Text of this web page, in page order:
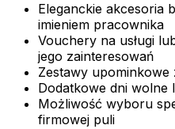
Eleganckie akcesoria
imieniem pracownika
Vouchery na usługi
jego zainteresowań
Zestawy
Dodatkowe dni wolne
Możliwość wyboru
firmowej puli